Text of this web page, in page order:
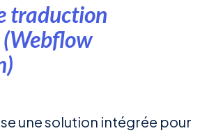
traduction
une solution intégrée pour